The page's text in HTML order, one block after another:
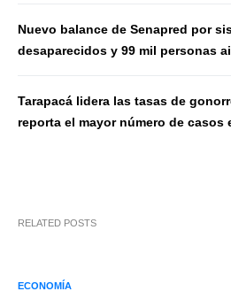
Nuevo balance de Senapred por
desaparecidos y 99 mil personas
Tarapacá lidera las tasas de
reporta el mayor número de casos
RELATED POSTS
ECONOMÍA